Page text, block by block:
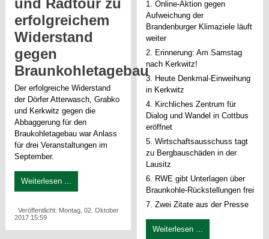
und Radtour zu
erfolgreichem
Widerstand
gegen
Braunkohletagebau
Der erfolgreiche Widerstand
der Dörfer Atterwasch, Grabko
und Kerkwitz gegen die
Abbaggerung für den
Braukohletagebau war Anlass
für drei Veranstaltungen im
September.
Weiterlesen ...
Veröffentlicht: Montag, 02. Oktober
2017 15:59
1. Online-Aktion gegen
Aufweichung der
Brandenburger Klimaziele läuft
weiter
2. Erinnerung: Am Samstag
nach Kerkwitz!
3. Heute Denkmal-Einweihung
in Kerkwitz
4. Kirchliches Zentrum für
Dialog und Wandel in Cottbus
eröffnet
5. Wirtschaftsausschuss tagt
zu Bergbauschäden in der
Lausitz
6. RWE gibt Unterlagen über
Braunkohle-Rückstellungen frei
7. Zwei Zitate aus der Presse
Weiterlesen ...